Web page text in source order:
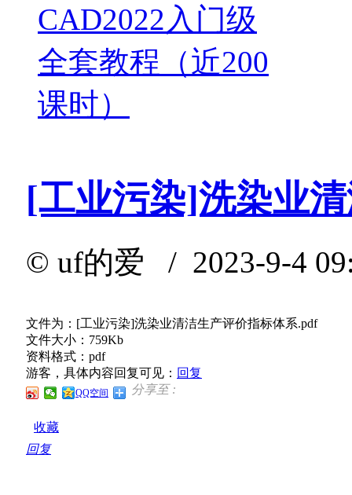
CAD2022入门级
全套教程（近200
课时）
[工业污染]洗染业
© uf的爱 / 2023-9-4
文件为：[工业污染]洗染业清洁生产评价指标体系.pdf
文件大小：759Kb
资料格式：pdf
游客，具体内容回复可见： 回复
分享至 :
QQ空间
收藏
回复